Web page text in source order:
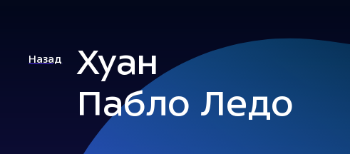
Назад
Хуан
Пабло Ледо